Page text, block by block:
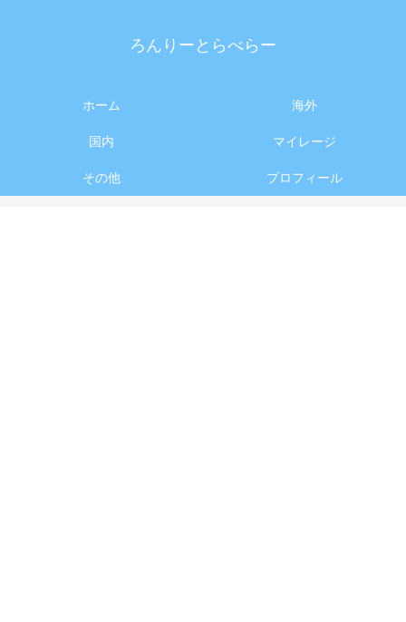
ろんりーとらべらー
ホーム 海外
国内 マイレージ
その他 プロフィール